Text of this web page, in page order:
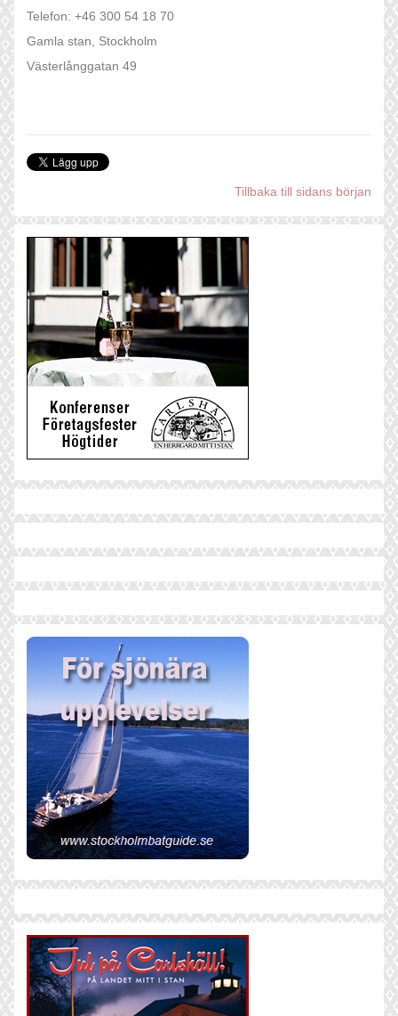
Telefon: +46 300 54 18 70
Gamla stan, Stockholm
Västerlånggatan 49
Tillbaka till sidans början